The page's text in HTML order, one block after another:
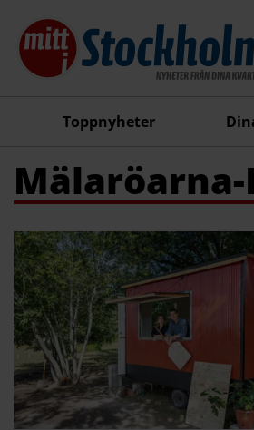
Toppnyheter
Mälaröarna-